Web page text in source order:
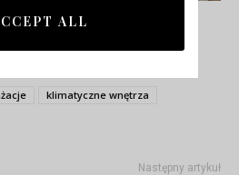
klimatyczne wnętrza
Następny artykuł
ALL